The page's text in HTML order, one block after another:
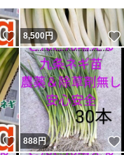
にカット
ギと
。
です)
いいね！
8,500円
いいね！
888円